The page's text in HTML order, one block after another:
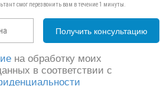
смог перезвонить вам в течение 1 минуты.
на обработку моих
в соответствии с